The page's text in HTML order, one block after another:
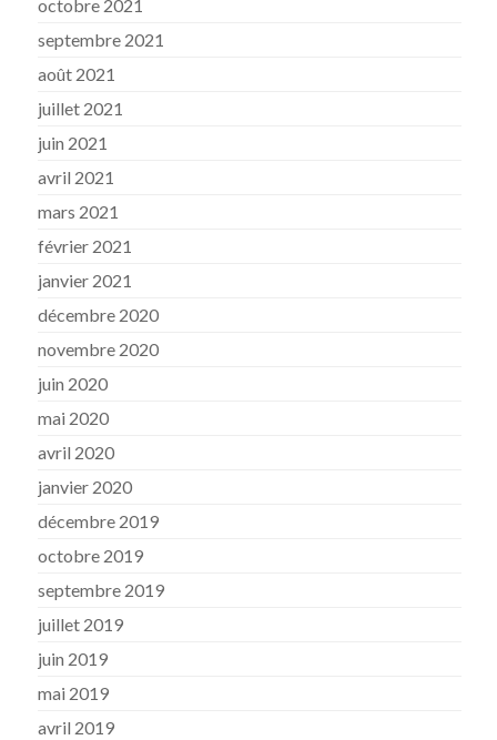
octobre 2021
septembre 2021
août 2021
juillet 2021
juin 2021
avril 2021
mars 2021
février 2021
janvier 2021
décembre 2020
novembre 2020
juin 2020
mai 2020
avril 2020
janvier 2020
décembre 2019
octobre 2019
septembre 2019
juillet 2019
juin 2019
mai 2019
avril 2019